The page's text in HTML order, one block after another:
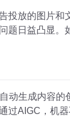
投放的图片
题日益凸显。
动生成内容的
AIGC，机